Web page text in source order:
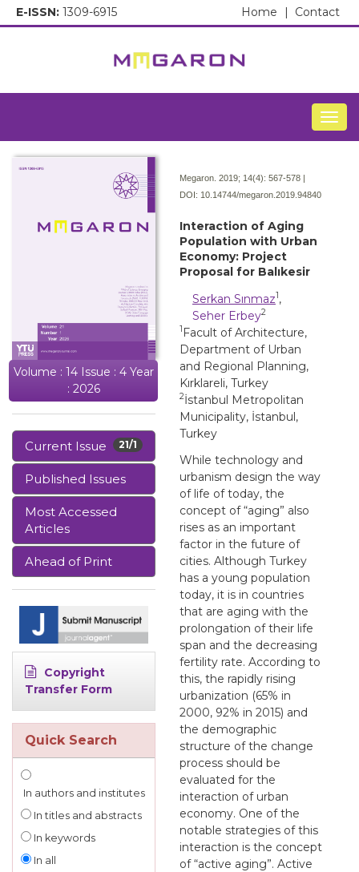
E-ISSN: 1309-6915 Contact
Home |
Volume : 14 Issue : 4 Year
: 2026
21/1
Current Issue
Published Issues
Most Accessed
Articles
Ahead of Print
Copyright
Transfer Form
Quick Search
In authors and institutes
In titles and abstracts
In keywords
In all
Megaron. 2019; 14(4): 567-578 |
DOI: 10.14744/megaron.2019.94840
Interaction of Aging
Population with Urban
Economy: Project
Proposal for Balıkesir
Serkan Sınmaz1,
Seher Erbey2
1 Facult of Architecture,
Department of Urban
and Regional Planning,
Kırklareli, Turkey
2İstanbul Metropolitan
Municipality, İstanbul,
Turkey
While technology and
urbanism design the way
of life of today, the
concept of “aging” also
rises as an important
factor in the future of
cities. Although Turkey
has a young population
today, it is in countries
that are aging with the
prolongation of their life
span and the decreasing
fertility rate. According to
this, the rapidly rising
urbanization (65% in
2000, 92% in 2015) and
the demographic
structure of the change
process should be
evaluated for the
interaction of urban
economy. One of the
notable strategies of this
interaction is the concept
of “active aging”. Active